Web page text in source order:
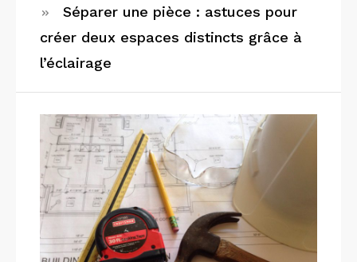
Séparer une pièce : astuces pour
créer deux espaces distincts grâce à
l’éclairage